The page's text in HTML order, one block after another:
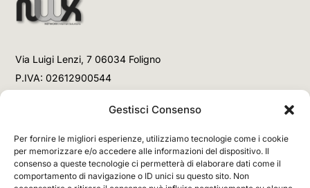
Gestisci Consenso
Per fornire le migliori esperienze, utilizziamo tecnologie come i cookie
per memorizzare e/o accedere alle informazioni del dispositivo. Il
consenso a queste tecnologie ci permetterà di elaborare dati come il
comportamento di navigazione o ID unici su questo sito. Non
Via Luigi Lenzi, 7 06034 Foligno
P.IVA: 02612900544
+39 3477853708 (Chiamata)
Email